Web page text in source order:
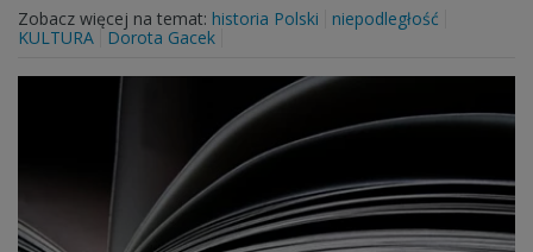
Zobacz więcej na temat: historia Polski
niepodległość
KULTURA
Dorota Gacek